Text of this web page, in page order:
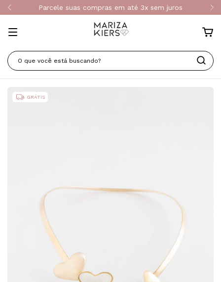
Parcele suas compras em até 3x sem juros
GRÁTIS